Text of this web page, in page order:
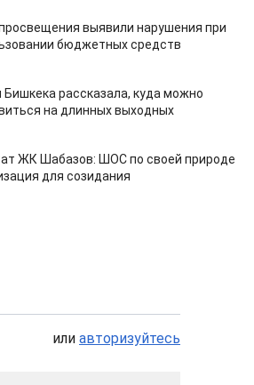
выявили нарушения при
бюджетных средств
Бишкека рассказала, куда можно
на длинных выходных
ЖК Шабазов: ШОС по своей природе
для созидания
или авторизуйтесь